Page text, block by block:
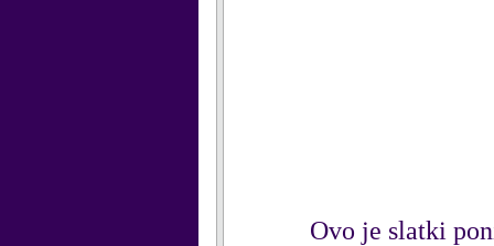
Ovo je slatki